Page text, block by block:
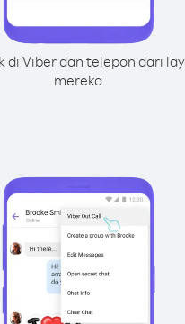
di Viber dan telepon dari
mereka